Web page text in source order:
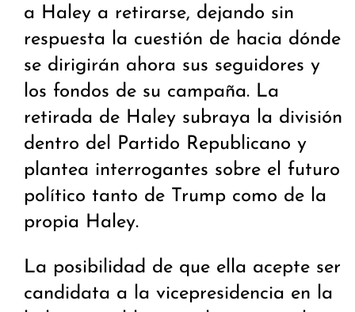
a Haley a retirarse, dejando sin
respuesta la cuestión de hacia dónde
se dirigirán ahora sus seguidores y
los fondos de su campaña. La
retirada de Haley subraya la división
dentro del Partido Republicano y
plantea interrogantes sobre el futuro
político tanto de Trump como de la
propia Haley.
La posibilidad de que ella acepte ser
candidata a la vicepresidencia en la